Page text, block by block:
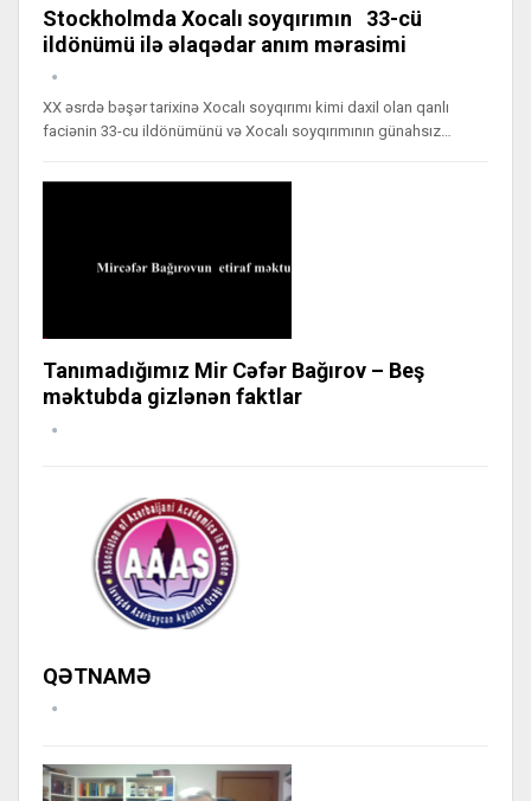
Stockholmda Xocalı soyqırımın 33-cü
ildönümü ilə əlaqədar anım mərasimi
XX əsrdə bəşər tarixinə Xocalı soyqırımı kimi daxil olan qanlı
faciənin 33-cu ildönümünü və Xocalı soyqırımının günahsız…
Tanımadığımız Mir Cəfər Bağırov – Beş
məktubda gizlənən faktlar
QƏTNAMƏ